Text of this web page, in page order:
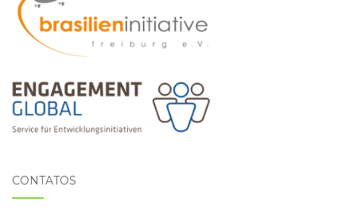
CONTATOS